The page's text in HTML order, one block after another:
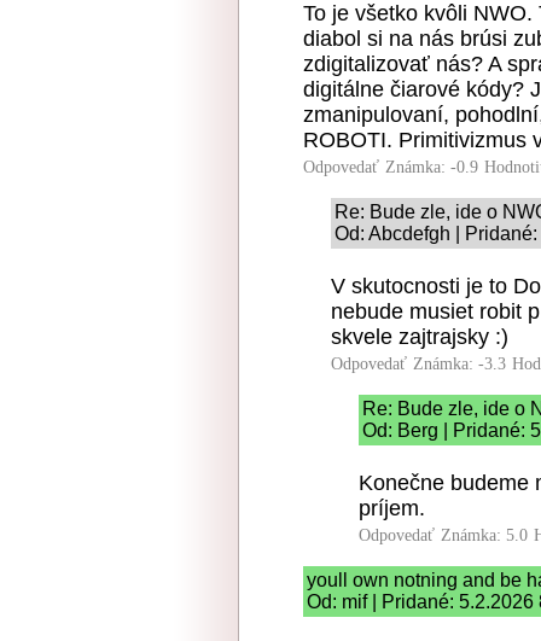
To je všetko kvôli
diabol si na nás brúsi
zdigitalizovať nás? A
digitálne čiarové kódy?
zmanipulovaní,
ROBOTI. Primitivizmus
Odpovedať Známka: -0.9
Re: Bude zle, ide o
Od: Abcdefgh |
V skutocnosti je to
nebude musiet robit
skvele zajtrajsky :)
Odpovedať Známka: -3.3
Re: Bude zle, ide o
Od: Berg | Pridané:
Konečne budeme
príjem.
Odpovedať Známka: 5.0
youll own notning and be
Od: mif | Pridané: 5.2.2026